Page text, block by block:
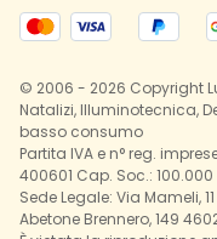
© 2006 - 2026 Copyright
Natalizi, Illuminotecnica,
basso consumo
Partita IVA e n° reg.
400601 Cap. Soc.:
Sede Legale: Via Mameli,
Abetone Brennero, 149